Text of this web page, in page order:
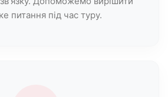
питання під час туру.